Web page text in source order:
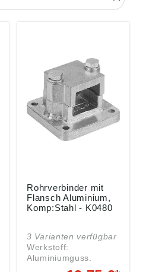
Rohrverbinder mit
Flansch Aluminium,
Komp:Stahl - K0480
3 Varianten verfügbar
Werkstoff:
Aluminiumguss.
Klemmschraube mit